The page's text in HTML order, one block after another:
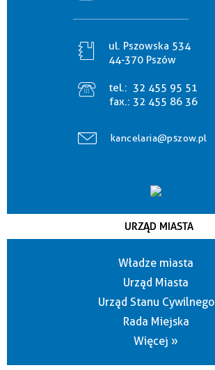
ul. Pszowska 534
44-370 Pszów
tel.: 32 455 95 51
fax.: 32 455 86 36
kancelaria@pszow.pl
URZĄD MIASTA
Władze miasta
Urząd Miasta
Urząd Stanu Cywilnego
Rada Miejska
Więcej »